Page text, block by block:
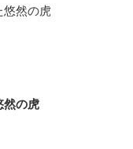
然の虎
然の虎